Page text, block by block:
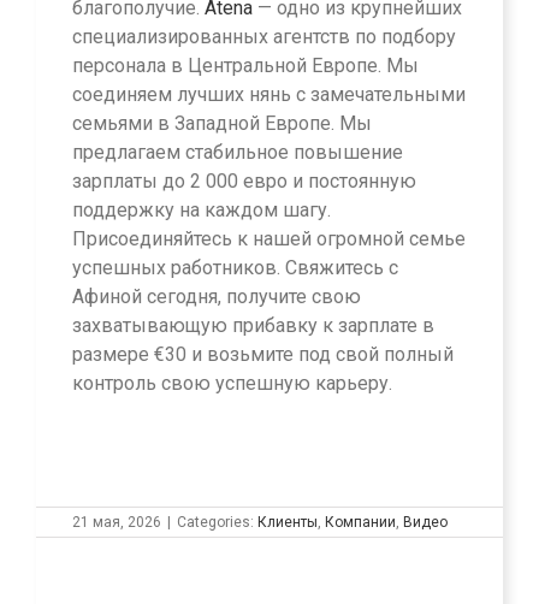
благополучие. Atena — одно из крупнейших
специализированных агентств по подбору
персонала в Центральной Европе. Мы
соединяем лучших нянь с замечательными
семьями в Западной Европе. Мы
предлагаем стабильное повышение
зарплаты до 2 000 евро и постоянную
поддержку на каждом шагу.
Присоединяйтесь к нашей огромной семье
успешных работников. Свяжитесь с
Афиной сегодня, получите свою
захватывающую прибавку к зарплате в
размере €30 и возьмите под свой полный
контроль свою успешную карьеру.
21 мая, 2026 | Categories: Клиенты, Компании, Видео